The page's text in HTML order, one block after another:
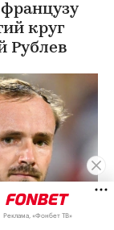
круг
Рублев
Реклама, «Фонбет ТВ»